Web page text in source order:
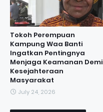
Tokoh Perempuan
Kampung Waa Banti
Ingatkan Pentingnya
Menjaga Keamanan Demi
Kesejahteraan
Masyarakat
July 24, 2026